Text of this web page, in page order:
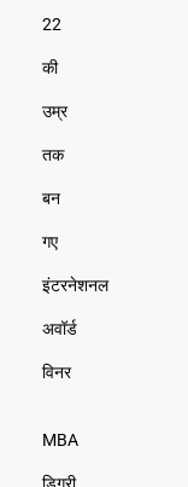
22
की
उम्र
तक
बन
गए
इंटरनेशनल
अवॉर्ड
विनर
MBA